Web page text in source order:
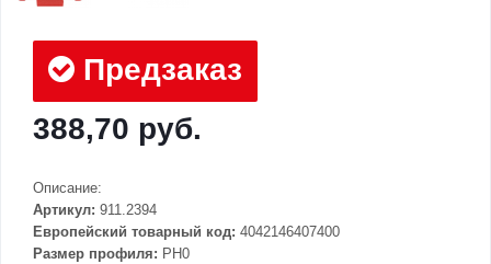
Предзаказ
388,70 руб.
Описание:
Артикул: 911.2394
Европейский товарный код: 4042146407400
Размер профиля: PH0